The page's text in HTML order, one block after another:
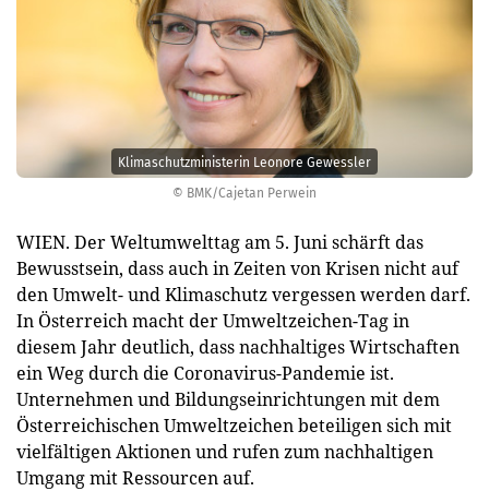
© BMK/Cajetan Perwein
Klimaschutzministerin Leonore Gewessler
WIEN. Der Weltumwelttag am 5. Juni schärft das
Bewusstsein, dass auch in Zeiten von Krisen nicht auf
den Umwelt- und Klimaschutz vergessen werden darf.
In Österreich macht der Umweltzeichen-Tag in
diesem Jahr deutlich, dass nachhaltiges Wirtschaften
ein Weg durch die Coronavirus-Pandemie ist.
Unternehmen und Bildungseinrichtungen mit dem
Österreichischen Umweltzeichen beteiligen sich mit
vielfältigen Aktionen und rufen zum nachhaltigen
Umgang mit Ressourcen auf.